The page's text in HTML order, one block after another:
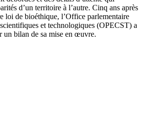
d’un territoire à l’autre. Cinq ans après
loi de bioéthique, l’Office parlementaire
et technologiques (OPECST) a
un bilan de sa mise en œuvre.